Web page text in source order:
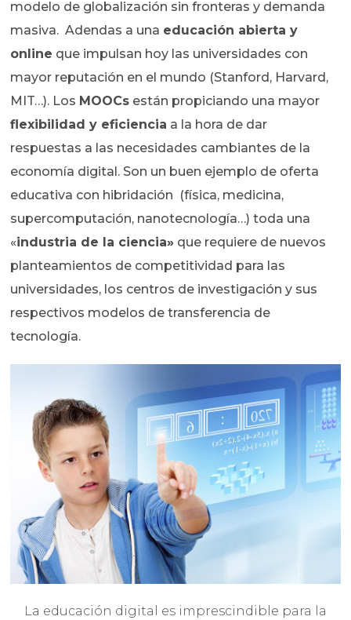
modelo de globalización sin fronteras y demanda
masiva. Adendas a una educación abierta y
online que impulsan hoy las universidades con
mayor reputación en el mundo (Stanford, Harvard,
MIT…). Los MOOCs están propiciando una mayor
flexibilidad y eficiencia a la hora de dar
respuestas a las necesidades cambiantes de la
economía digital. Son un buen ejemplo de oferta
educativa con hibridación (física, medicina,
supercomputación, nanotecnología…) toda una
«industria de la ciencia» que requiere de nuevos
planteamientos de competitividad para las
universidades, los centros de investigación y sus
respectivos modelos de transferencia de
tecnología.
La educación digital es imprescindible para la